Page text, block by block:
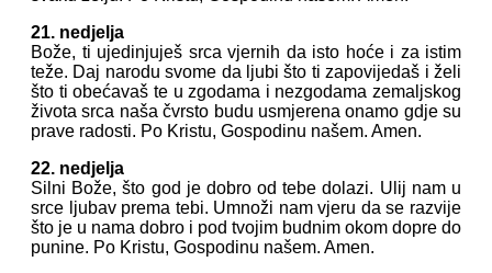
21. nedjelja
Bože, ti ujedinjuješ srca vjernih da isto hoće i za istim
teže. Daj narodu svome da ljubi što ti zapovijedaš i želi
što ti obećavaš te u zgodama i nezgodama zemaljskog
života srca naša čvrsto budu usmjerena onamo gdje su
prave radosti. Po Kristu, Gospodinu našem. Amen.
22. nedjelja
Silni Bože, što god je dobro od tebe dolazi. Ulij nam u
srce ljubav prema tebi. Umnoži nam vjeru da se razvije
što je u nama dobro i pod tvojim budnim okom dopre do
punine. Po Kristu, Gospodinu našem. Amen.